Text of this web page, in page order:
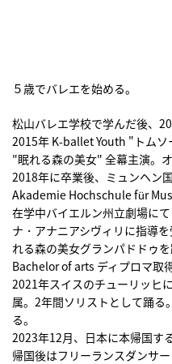
５歳でバレエを始める。
松山バレエ学校で学んだ後、
2015年 K-ballet Youth "トム
"眠れる森の美女" 全幕主演。
2018年に卒業後、ミュンヘン
Akademie Hochschule für
在学中バイエルン州立劇場に
ナ・アナニアシヴィリに指導
れる森の美女グランパドドゥを
Bachelor of arts ディプロマ取得
2021年スイスのチューリッヒ
属。2年間ソリストとして踊る
る。
2023年12月、日本に本帰国する
帰国後はフリーランスダンサ